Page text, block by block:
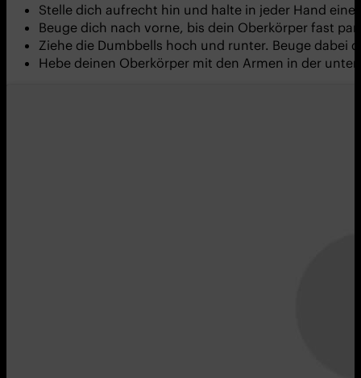
Stelle dich aufrecht hin und halte in jeder Hand
Beuge dich nach vorne, bis dein Oberkörper fast
Ziehe die Dumbbells hoch und runter. Beuge
Hebe deinen Oberkörper mit den Armen in der